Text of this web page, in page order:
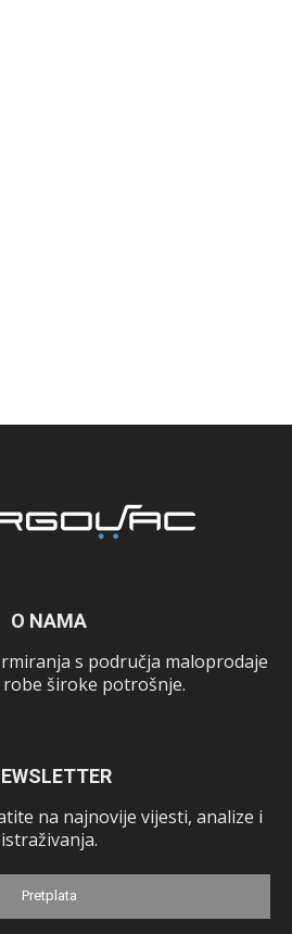
O NAMA
s područja maloprodaje
široke potrošnje.
na najnovije vijesti, analize i
istraživanja.
Pretplata